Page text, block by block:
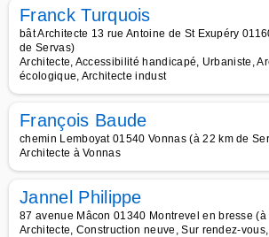
Franck Turquois
bât Architecte 13 rue Antoine de St Exupéry
de Servas)
Architecte, Accessibilité handicapé, Urbaniste,
écologique, Architecte indust
François Baude
chemin Lemboyat 01540 Vonnas (à 22 km de
Architecte à Vonnas
Jannel Philippe
87 avenue Mâcon 01340 Montrevel en bresse
Architecte, Construction neuve, Sur rendez-